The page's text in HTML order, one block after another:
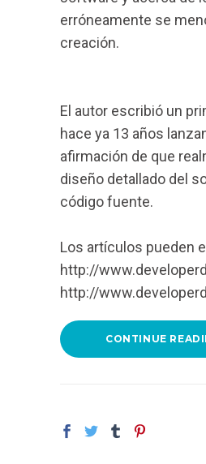
erróneamente se
creación.
El autor escribió un
hace ya 13 años
afirmación de que
diseño detallado del
código fuente.
Los artículos pueden
http://
http://
CONTINUE